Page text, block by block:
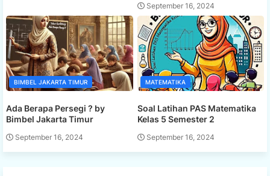
September 16, 2024
BIMBEL JAKARTA TIMUR
Ada Berapa Persegi ? by
Bimbel Jakarta Timur
September 16, 2024
MATEMATIKA
Soal Latihan PAS Matematika
Kelas 5 Semester 2
September 16, 2024